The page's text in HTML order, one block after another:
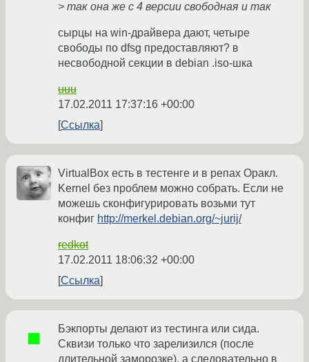
> так она же с 4 версии свободная и так
сырцы на win-драйвера дают, четыре
свободы по dfsg предоставляют? в
несвободной секции в debian .iso-шка
uuu
17.02.2011 17:37:16 +00:00
Ссылка
VirtualBox есть в тестенге и в репах Оракл.
Kernel без проблем можно собрать. Если не
можешь сконфигурировать возьми тут
конфиг http://merkel.debian.org/~jurij/
redkot
17.02.2011 18:06:32 +00:00
Ссылка
Бэкпорты делают из тестинга или сида.
Сквизи только что зарелизился (после
длительной заморозке), а следовательно в